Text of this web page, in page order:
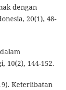
dengan
20(1), 48-
10(2), 144-152.
Keterlibatan